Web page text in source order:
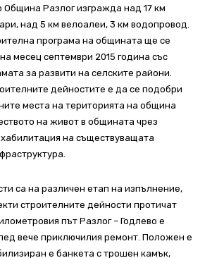
Община Разлог изгражда над 17 км
над 5 км велоалеи, 3 км водопровод.
програма на общината ще се
месец септември 2015 година със
за развити на селските райони.
дейностите е да се подобри
места на територията на община
на живот в общината чрез
на съществуващата
са на различен етап на изпълнение,
строителните дейности протичат
път Разлог – Годлево е
вече приключилия ремонт. Положен е
е банкета с трошен камък,